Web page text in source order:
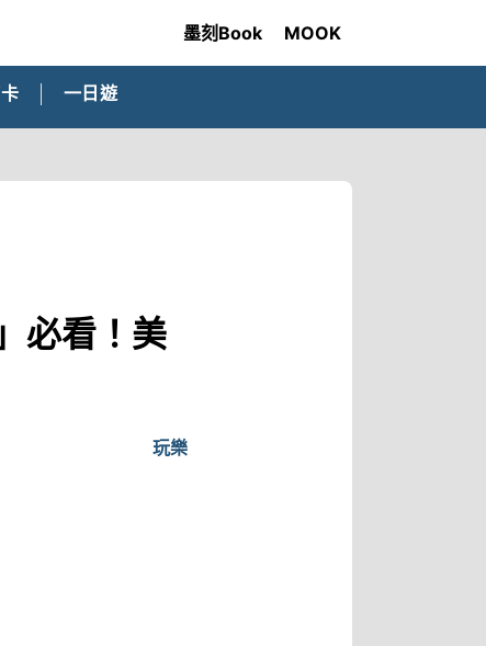
墨刻Book MOOK
一日遊
必看！美
玩樂